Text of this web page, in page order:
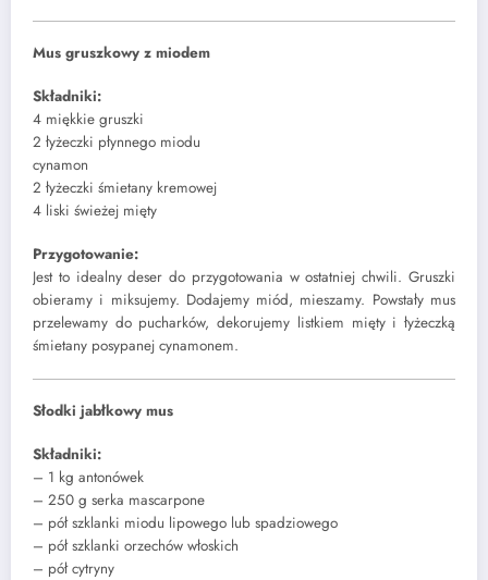
Mus gruszkowy z miodem
Składniki:
4 miękkie gruszki
2 łyżeczki płynnego miodu
cynamon
2 łyżeczki śmietany kremowej
4 liski świeżej mięty
Przygotowanie:
Jest to idealny deser do przygotowania w ostatniej chwili. Gruszki
obieramy i miksujemy. Dodajemy miód, mieszamy. Powstały mus
przelewamy do pucharków, dekorujemy listkiem mięty i łyżeczką
śmietany posypanej cynamonem.
Słodki jabłkowy mus
Składniki:
– 1 kg antonówek
– 250 g serka mascarpone
– pół szklanki miodu lipowego lub spadziowego
– pół szklanki orzechów włoskich
– pół cytryny